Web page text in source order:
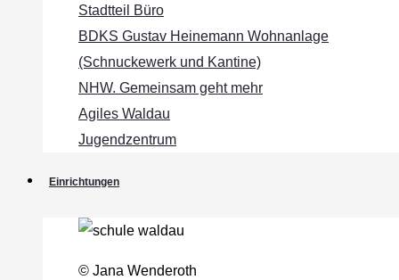
Stadtteil Büro
BDKS Gustav Heinemann Wohnanlage
(Schnuckewerk und Kantine)
NHW. Gemeinsam geht mehr
Agiles Waldau
Jugendzentrum
Einrichtungen
© Jana Wenderoth